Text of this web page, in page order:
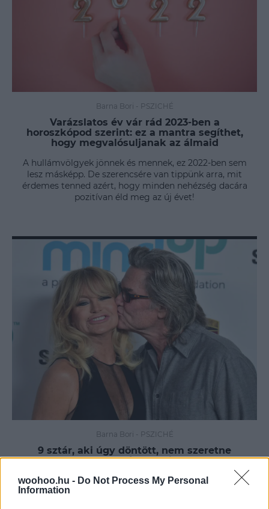
woohoo.hu - Do Not Process My Personal
Information
Barna Bori - PSZICHÉ
Varázslatos év vár rád 2023-ben a
horoszkópod szerint: ez a mantra segíthet,
hogy megvalósuljanak az álmaid
A hullámvölgyek jönnek és mennek, ez 2022-ben sem
lesz másképp. De szerencsére van tippünk arra, mit
érdemes tenned azért, hogy minden nehézség dacára
pozitívan éld meg az új évet!
Barna Bori - PSZICHÉ
9 sztár, aki úgy döntött, nem szeretne
megházasodni
Mindannyian máshogyan képzeljük el a
tündérmesénket: vannak, akik házasságra vágynak,